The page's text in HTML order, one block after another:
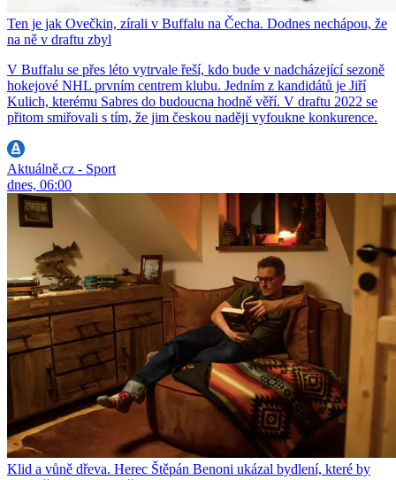
Ten je jak Ovečkin, zírali v Buffalu na Čecha. Dodnes nechápou, že
na ně v draftu zbyl
V Buffalu se přes léto vytrvale řeší, kdo bude v nadcházející sezoně
hokejové NHL prvním centrem klubu. Jedním z kandidátů je Jiří
Kulich, kterému Sabres do budoucna hodně věří. V draftu 2022 se
přitom smiřovali s tím, že jim českou naději vyfoukne konkurence.
Aktuálně.cz - Sport
dnes, 06:00
Klid a vůně dřeva. Herec Štěpán Benoni ukázal bydlení, které by